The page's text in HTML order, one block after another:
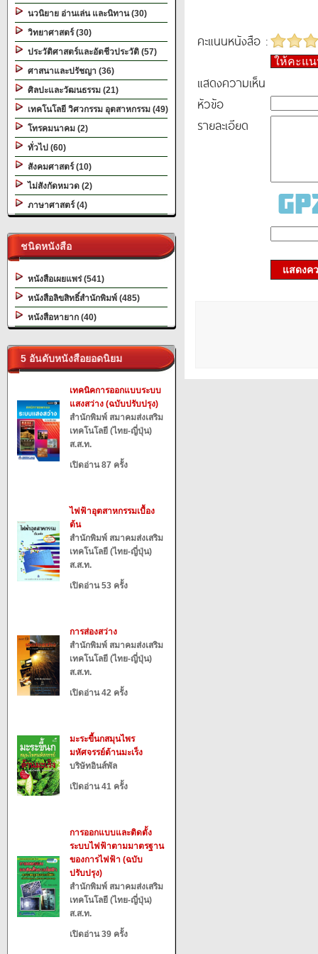
นวนิยาย อ่านเล่น และนิทาน (30)
วิทยาศาสตร์ (30)
ประวัติศาสตร์และอัตชีวประวัติ (57)
ศาสนาและปรัชญา (36)
ศิลปะและวัฒนธรรม (21)
เทคโนโลยี วิศวกรรม อุตสาหกรรม (49)
โทรคมนาคม (2)
ทั่วไป (60)
สังคมศาสตร์ (10)
ไม่สังกัดหมวด (2)
ภาษาศาสตร์ (4)
ชนิดหนังสือ
หนังสือเผยแพร่ (541)
หนังสือลิขสิทธิ์สำนักพิมพ์ (485)
หนังสือหายาก (40)
5 อันดับหนังสือยอดนิยม
เทคนิคการออกแบบระบบ
แสงสว่าง (ฉบับปรับปรุง)
สำนักพิมพ์ สมาคมส่งเสริม
เทคโนโลยี (ไทย-ญี่ปุ่น)
ส.ส.ท.
เปิดอ่าน 87 ครั้ง
ไฟฟ้าอุตสาหกรรมเบื้อง
ต้น
สำนักพิมพ์ สมาคมส่งเสริม
เทคโนโลยี (ไทย-ญี่ปุ่น)
ส.ส.ท.
เปิดอ่าน 53 ครั้ง
การส่องสว่าง
สำนักพิมพ์ สมาคมส่งเสริม
เทคโนโลยี (ไทย-ญี่ปุ่น)
ส.ส.ท.
เปิดอ่าน 42 ครั้ง
มะระขี้นกสมุนไพร
มหัศจรรย์ต้านมะเร็ง
บริษัทอินส์พัล
เปิดอ่าน 41 ครั้ง
การออกแบบและติดตั้ง
ระบบไฟฟ้าตามมาตรฐาน
ของการไฟฟ้า (ฉบับ
ปรับปรุง)
สำนักพิมพ์ สมาคมส่งเสริม
เทคโนโลยี (ไทย-ญี่ปุ่น)
ส.ส.ท.
เปิดอ่าน 39 ครั้ง
คะแนนหนังสือ :
ให้คะแ
แสดงความเห็น
หัวข้อ
รายละเอียด
แสดงค